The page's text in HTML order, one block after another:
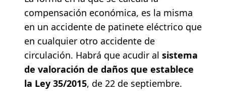
compensación económica, es la misma
en un accidente de patinete eléctrico que
en cualquier otro accidente de
circulación. Habrá que acudir al sistema
de valoración de daños que establece
la Ley 35/2015, de 22 de septiembre.